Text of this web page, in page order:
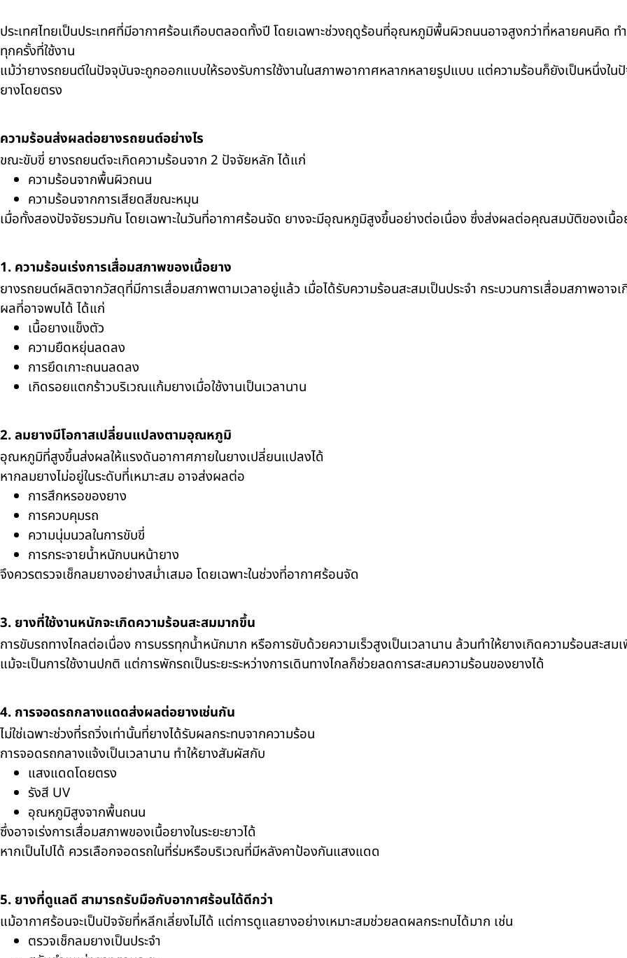
ประเทศไทยเป็นประเทศที่มีอากาศร้อนเกือบตลอดทั้งปี โดยเฉพาะช่วงฤดูร้อนที่อุณหภูมิพื้นผิวถนนอาจสูงกว่าที่หลายคนคิด
ทุกครั้งที่ใช้งาน
แม้ว่ายางรถยนต์ในปัจจุบันจะถูกออกแบบให้รองรับการใช้งานในสภาพอากาศหลากหลายรูปแบบ แต่ความร้อนก็ยังเป็นหนึ่งใ
ยางโดยตรง
ความร้อนส่งผลต่อยางรถยนต์อย่างไร
ขณะขับขี่ ยางรถยนต์จะเกิดความร้อนจาก 2 ปัจจัยหลัก ได้แก่
ความร้อนจากพื้นผิวถนน
ความร้อนจากการเสียดสีขณะหมุน
เมื่อทั้งสองปัจจัยรวมกัน โดยเฉพาะในวันที่อากาศร้อนจัด ยางจะมีอุณหภูมิสูงขึ้นอย่างต่อเนื่อง ซึ่งส่งผลต่อคุณสมบัติของเนื้อย
1. ความร้อนเร่งการเสื่อมสภาพของเนื้อยาง
ยางรถยนต์ผลิตจากวัสดุที่มีการเสื่อมสภาพตามเวลาอยู่แล้ว เมื่อได้รับความร้อนสะสมเป็นประจำ กระบวนการเสื่อมสภาพอาจเ
ผลที่อาจพบได้ ได้แก่
เนื้อยางแข็งตัว
ความยืดหยุ่นลดลง
การยึดเกาะถนนลดลง
เกิดรอยแตกร้าวบริเวณแก้มยางเมื่อใช้งานเป็นเวลานาน
2. ลมยางมีโอกาสเปลี่ยนแปลงตามอุณหภูมิ
อุณหภูมิที่สูงขึ้นส่งผลให้แรงดันอากาศภายในยางเปลี่ยนแปลงได้
หากลมยางไม่อยู่ในระดับที่เหมาะสม อาจส่งผลต่อ
การสึกหรอของยาง
การควบคุมรถ
ความนุ่มนวลในการขับขี่
การกระจายน้ำหนักบนหน้ายาง
จึงควรตรวจเช็กลมยางอย่างสม่ำเสมอ โดยเฉพาะในช่วงที่อากาศร้อนจัด
3. ยางที่ใช้งานหนักจะเกิดความร้อนสะสมมากขึ้น
การขับรถทางไกลต่อเนื่อง การบรรทุกน้ำหนักมาก หรือการขับด้วยความเร็วสูงเป็นเวลานาน ล้วนทำให้ยางเกิดความร้อนสะสม
แม้จะเป็นการใช้งานปกติ แต่การพักรถเป็นระยะระหว่างการเดินทางไกลก็ช่วยลดการสะสมความร้อนของยางได้
4. การจอดรถกลางแดดส่งผลต่อยางเช่นกัน
ไม่ใช่เฉพาะช่วงที่รถวิ่งเท่านั้นที่ยางได้รับผลกระทบจากความร้อน
การจอดรถกลางแจ้งเป็นเวลานาน ทำให้ยางสัมผัสกับ
แสงแดดโดยตรง
รังสี UV
อุณหภูมิสูงจากพื้นถนน
ซึ่งอาจเร่งการเสื่อมสภาพของเนื้อยางในระยะยาวได้
หากเป็นไปได้ ควรเลือกจอดรถในที่ร่มหรือบริเวณที่มีหลังคาป้องกันแสงแดด
5. ยางที่ดูแลดี สามารถรับมือกับอากาศร้อนได้ดีกว่า
แม้อากาศร้อนจะเป็นปัจจัยที่หลีกเลี่ยงไม่ได้ แต่การดูแลยางอย่างเหมาะสมช่วยลดผลกระทบได้มาก เช่น
ตรวจเช็กลมยางเป็นประจำ